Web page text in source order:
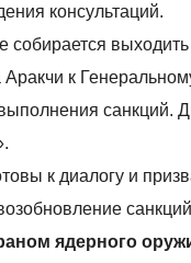
консультаций.
к
санкций.
к диалогу и
ядерного